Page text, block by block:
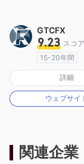
GTCFX
9.23 スコア
15-20年間
イギリス規制
MT4フルライ
詳細
ウェブサイ
関連企業